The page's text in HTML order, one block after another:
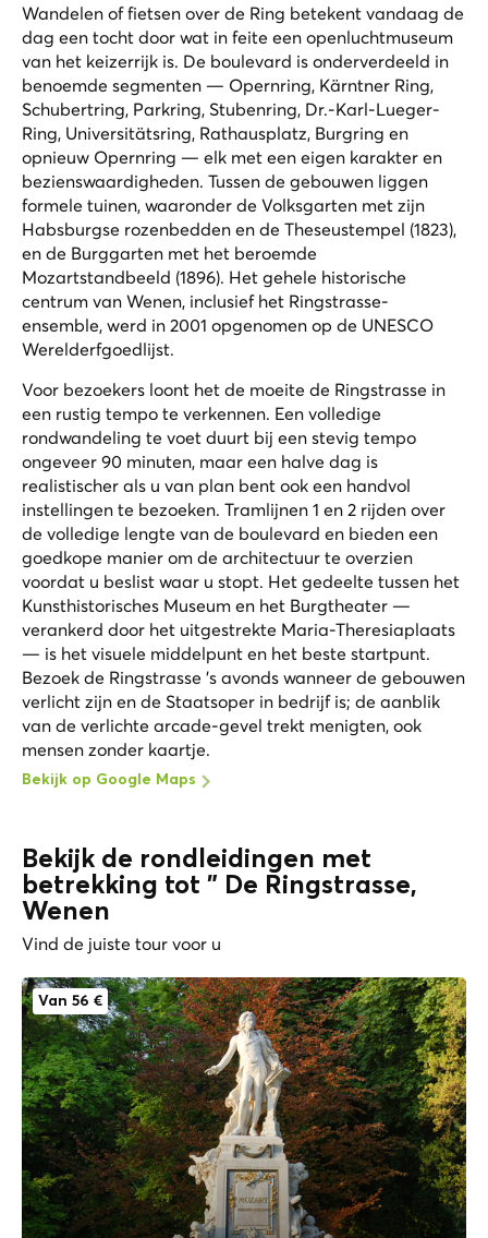
Wandelen of fietsen over de Ring betekent vandaag de
dag een tocht door wat in feite een openluchtmuseum
van het keizerrijk is. De boulevard is onderverdeeld in
benoemde segmenten — Opernring, Kärntner Ring,
Schubertring, Parkring, Stubenring, Dr.-Karl-Lueger-
Ring, Universitätsring, Rathausplatz, Burgring en
opnieuw Opernring — elk met een eigen karakter en
bezienswaardigheden. Tussen de gebouwen liggen
formele tuinen, waaronder de Volksgarten met zijn
Habsburgse rozenbedden en de Theseustempel (1823),
en de Burggarten met het beroemde
Mozartstandbeeld (1896). Het gehele historische
centrum van Wenen, inclusief het Ringstrasse-
ensemble, werd in 2001 opgenomen op de UNESCO
Werelderfgoedlijst.
Voor bezoekers loont het de moeite de Ringstrasse in
een rustig tempo te verkennen. Een volledige
rondwandeling te voet duurt bij een stevig tempo
ongeveer 90 minuten, maar een halve dag is
realistischer als u van plan bent ook een handvol
instellingen te bezoeken. Tramlijnen 1 en 2 rijden over
de volledige lengte van de boulevard en bieden een
goedkope manier om de architectuur te overzien
voordat u beslist waar u stopt. Het gedeelte tussen het
Kunsthistorisches Museum en het Burgtheater —
verankerd door het uitgestrekte Maria-Theresiaplaats
— is het visuele middelpunt en het beste startpunt.
Bezoek de Ringstrasse 's avonds wanneer de gebouwen
verlicht zijn en de Staatsoper in bedrijf is; de aanblik
van de verlichte arcade-gevel trekt menigten, ook
mensen zonder kaartje.
Bekijk op Google Maps
Bekijk de rondleidingen met
betrekking tot " De Ringstrasse,
Wenen
Vind de juiste tour voor u
Van 56 €